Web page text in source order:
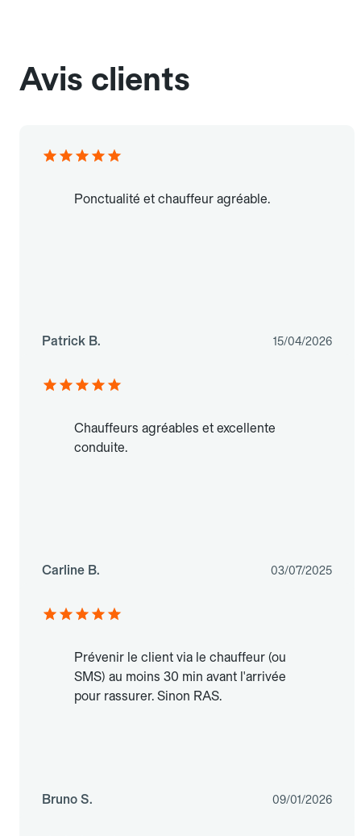
Avis clients
Ponctualité et chauffeur agréable.
Patrick B. 15/04/2026
Chauffeurs agréables et excellente
conduite.
Carline B. 03/07/2025
Prévenir le client via le chauffeur (ou
SMS) au moins 30 min avant l'arrivée
pour rassurer. Sinon RAS.
Bruno S. 09/01/2026